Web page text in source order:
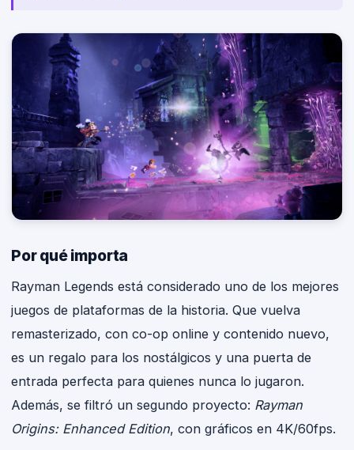
Por qué importa
Rayman Legends está considerado uno de los mejores
juegos de plataformas de la historia. Que vuelva
remasterizado, con co-op online y contenido nuevo,
es un regalo para los nostálgicos y una puerta de
entrada perfecta para quienes nunca lo jugaron.
Además, se filtró un segundo proyecto: Rayman
Origins: Enhanced Edition, con gráficos en 4K/60fps.